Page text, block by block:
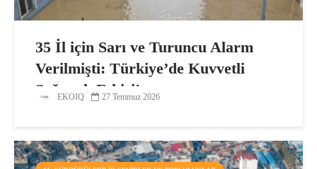
35 İl için Sarı ve Turuncu Alarm
Verilmişti: Türkiye’de Kuvvetli
Sağanak Etkisi!
EKOIQ 27 Temmuz 2026